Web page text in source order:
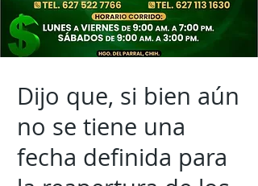
Dijo que, si bien aún
no se tiene una
fecha definida para